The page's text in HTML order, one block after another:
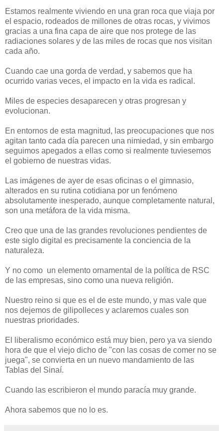
Estamos realmente viviendo en una gran roca que viaja por
el espacio, rodeados de millones de otras rocas, y vivimos
gracias a una fina capa de aire que nos protege de las
radiaciones solares y de las miles de rocas que nos visitan
cada año.
Cuando cae una gorda de verdad, y sabemos que ha
ocurrido varias veces, el impacto en la vida es radical.
Miles de especies desaparecen y otras progresan y
evolucionan.
En entornos de esta magnitud, las preocupaciones que nos
agitan tanto cada día parecen una nimiedad, y sin embargo
seguimos apegados a ellas como si realmente tuviesemos
el gobierno de nuestras vidas.
Las imágenes de ayer de esas oficinas o el gimnasio,
alterados en su rutina cotidiana por un fenómeno
absolutamente inesperado, aunque completamente natural,
son una metáfora de la vida misma.
Creo que una de las grandes revoluciones pendientes de
este siglo digital es precisamente la conciencia de la
naturaleza.
Y no como un elemento ornamental de la política de RSC
de las empresas, sino como una nueva religión.
Nuestro reino si que es el de este mundo, y mas vale que
nos dejemos de gilipolleces y aclaremos cuales son
nuestras prioridades.
El liberalismo económico está muy bien, pero ya va siendo
hora de que el viejo dicho de "con las cosas de comer no se
juega", se convierta en un nuevo mandamiento de las
Tablas del Sinaí.
Cuando las escribieron el mundo paracía muy grande.
Ahora sabemos que no lo es.